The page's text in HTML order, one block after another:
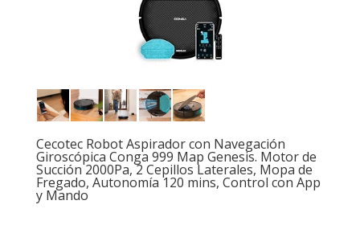
Cecotec Robot Aspirador con Navegación
Giroscópica Conga 999 Map Genesis. Motor de
Succión 2000Pa, 2 Cepillos Laterales, Mopa de
Fregado, Autonomía 120 mins, Control con App
y Mando